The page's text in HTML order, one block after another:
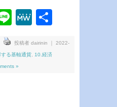
LineMeWe
投稿者 dairinin ｜ 2022-
る基軸通貨 10.経済
»